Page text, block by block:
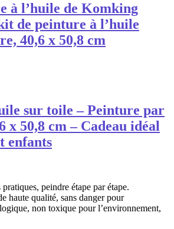
à l’huile de Komking
de peinture à l’huile
40,6 x 50,8 cm
sur toile – Peinture par
x 50,8 cm – Cadeau idéal
enfants
peindre étape par étape.
haute qualité, sans danger pour
non toxique pour l’environnement,